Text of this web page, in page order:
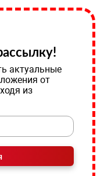
актуальные
от
из